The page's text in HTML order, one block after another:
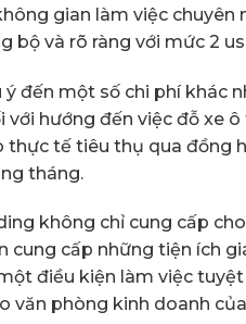
gian làm việc chuyên
bộ và rõ ràng với mức 2
ý đến một số chi phí khác
hướng đến việc đỗ xe
thực tế tiêu thụ qua đồng
tháng.
không chỉ cung cấp
cung cấp những tiện ích
điều kiện làm việc
văn phòng kinh doanh